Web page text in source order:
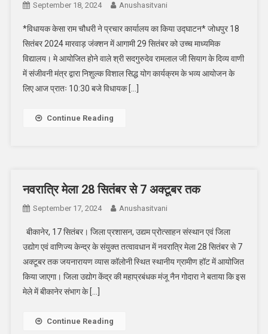
September 18, 2024 Anushasitvani
*विधायक केसा राम चौधरी ने प्रचार कार्यालय का किया उद्घाटन* जोधपुर 18
सितंबर 2024 मारवाड़ जंक्शन में आगामी 29 सितंबर को उच्च माध्यमिक
विद्यालय। मे आयोजित होने वाले श्री सदगुरुदेव रामलाल जी सियाग के दिव्य वाणी
में संजीवनी मंत्र द्वारा निशुल्क विशाल सिद्ध योग कार्यक्रम के भव्य आयोजन के
लिए आज प्रातः 10:30 बजे विधायक […]
Continue Reading
नवरात्रि मेला 28 सितंबर से 7 अक्टूबर तक
September 17, 2024 Anushasitvani
बीकानेर, 17 सितंबर। जिला प्रशासन, उद्यम प्रोत्साहन संस्थान एवं जिला
उद्योग एवं वाणिज्य केन्द्र के संयुक्त तत्वावधान में नवरात्रि मेला 28 सितंबर से 7
अक्टूबर तक जयनारायण व्यास कॉलोनी स्थित स्थानीय ग्रामीण हॉट में आयोजित
किया जाएगा। जिला उद्योग केंद्र की महाप्रबंधक मंजू नैन गोदारा ने बताया कि इस
मेले में बीकानेर संभाग के […]
Continue Reading